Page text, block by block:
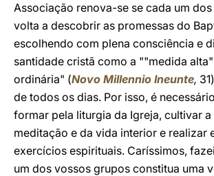
Associação renova-se se cada um
volta a descobrir as promessas do
escolhendo com plena consciência e
santidade cristã como a ""medida
ordinária" (Novo Millennio Ineunte,
de todos os dias. Por isso, é
formar pela liturgia da Igreja, cultivar a
meditação e da vida interior e realizar
exercícios espirituais. Caríssimos,
um dos vossos grupos constitua uma